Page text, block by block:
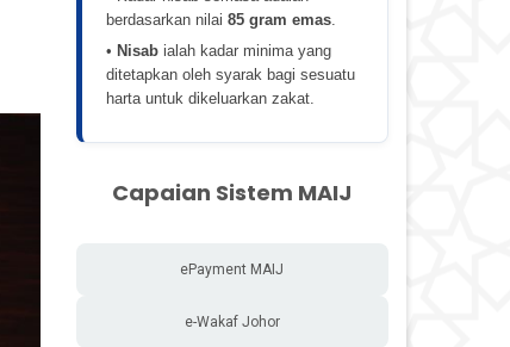
berdasarkan nilai 85 gram emas.
• Nisabialah kadar minima yang
ditetapkan oleh syarak bagi sesuatu
harta untuk dikeluarkan zakat.
Capaian Sistem MAIJ
ePayment MAIJ
e-Wakaf Johor